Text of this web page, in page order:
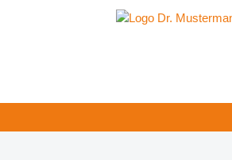
Ärzte / Dienstleister